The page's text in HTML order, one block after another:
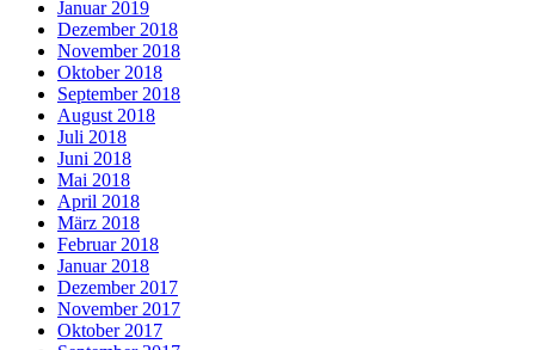
Januar 2019
Dezember 2018
November 2018
Oktober 2018
September 2018
August 2018
Juli 2018
Juni 2018
Mai 2018
April 2018
März 2018
Februar 2018
Januar 2018
Dezember 2017
November 2017
Oktober 2017